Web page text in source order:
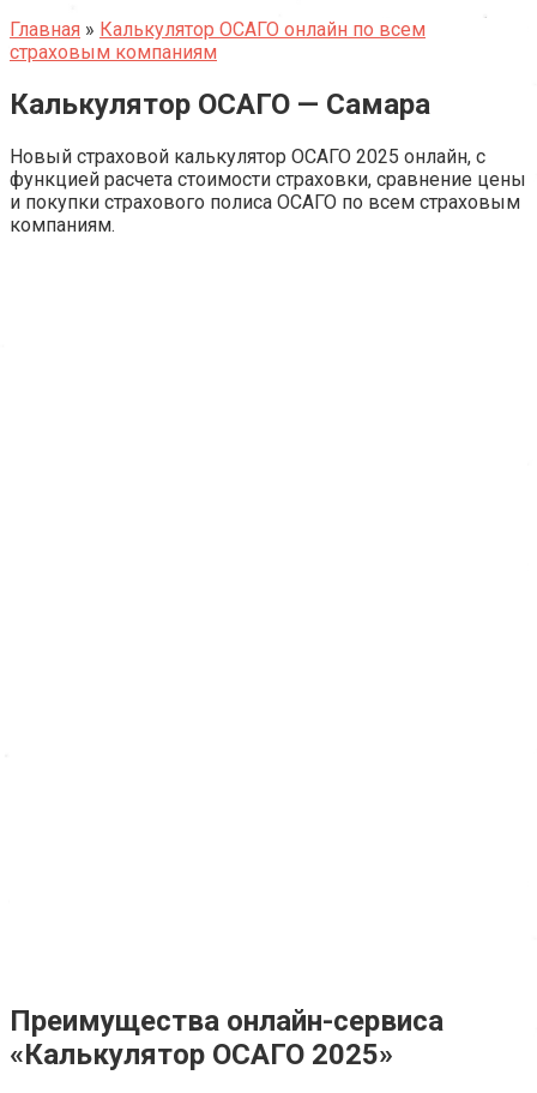
Главная » Калькулятор ОСАГО онлайн по всем
страховым компаниям
Калькулятор ОСАГО — Самара
Новый страховой калькулятор ОСАГО 2025 онлайн, с
функцией расчета стоимости страховки, сравнение цены
и покупки страхового полиса ОСАГО по всем страховым
компаниям.
Преимущества онлайн-сервиса
«Калькулятор ОСАГО 2025»